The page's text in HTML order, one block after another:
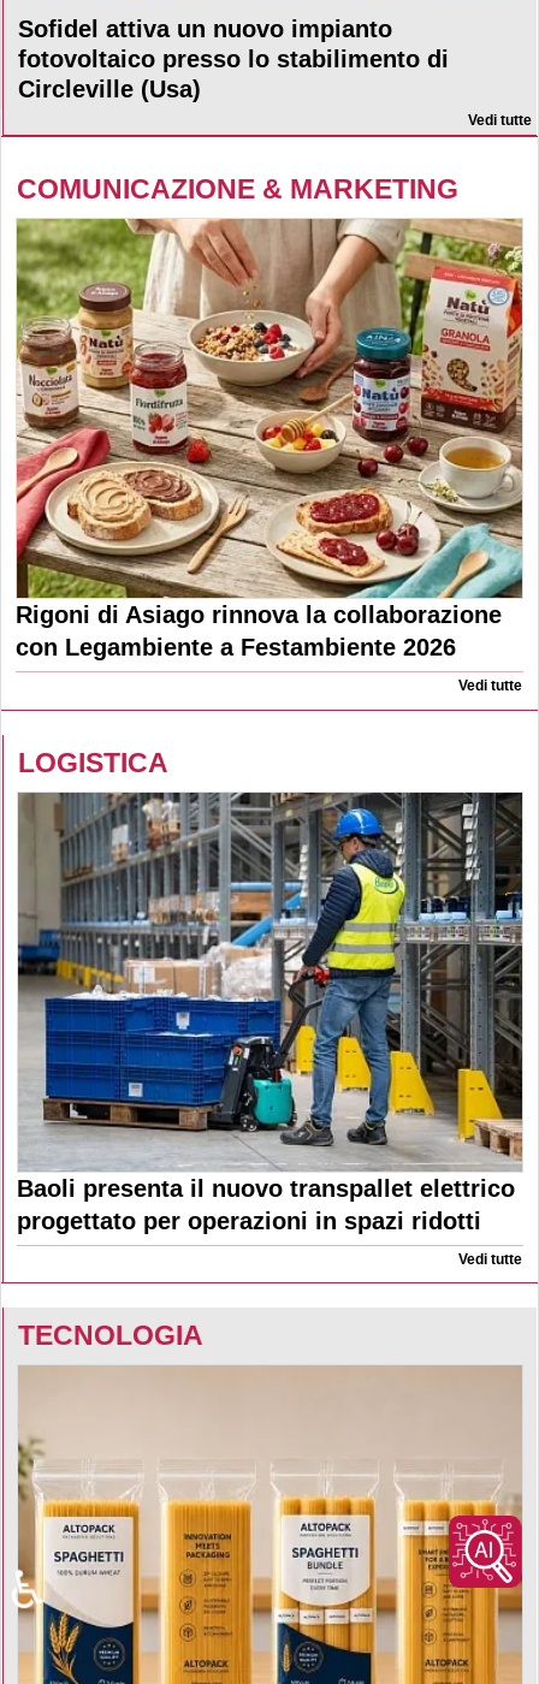
Sofidel attiva un nuovo impianto
fotovoltaico presso lo stabilimento di
Circleville (Usa)
Vedi tutte
COMUNICAZIONE & MARKETING
Rigoni di Asiago rinnova la collaborazione
con Legambiente a Festambiente 2026
Vedi tutte
LOGISTICA
Baoli presenta il nuovo transpallet elettrico
progettato per operazioni in spazi ridotti
Vedi tutte
TECNOLOGIA